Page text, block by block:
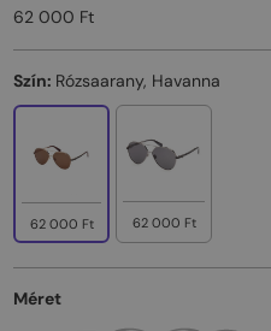
62 000 Ft
Szín: Rózsaarany, Havanna
62 000 Ft 62 000 Ft
Méret